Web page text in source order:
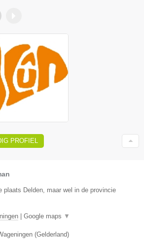
PROFIEL
plaats Delden, maar wel in de provincie
Google maps ▼
(Gelderland)